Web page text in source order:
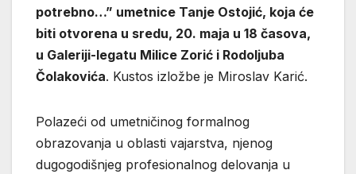
potrebno…” umetnice Tanje Ostojić, koja će
biti otvorena u sredu, 20. maja u 18 časova,
u Galeriji-legatu Milice Zorić i Rodoljuba
Čolakovića. Kustos izložbe je Miroslav Karić.
Polazeći od umetničinog formalnog
obrazovanja u oblasti vajarstva, njenog
dugogodišnjeg profesionalnog delovanja u